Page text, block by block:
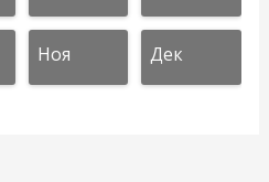
Ноя Дек